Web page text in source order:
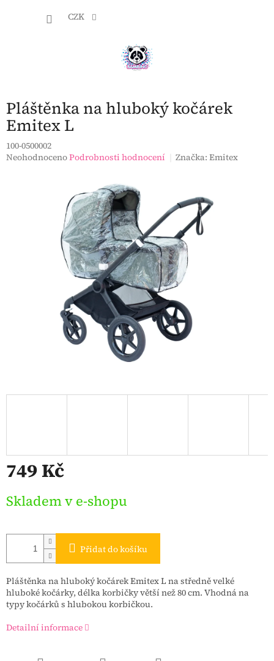
CZK
Pláštěnka na hluboký kočárek
Emitex L
100-0500002
Průměrné
NeohodnocenoPodrobnosti hodnocení Značka:Emitex
749 Kč
cena:
Skladem v e-shopu
Přidat do košíku
Pláštěnka na hluboký kočárek Emitex L na středně velké
hluboké kočárky, délka korbičky větší než 80 cm. Vhodná na
typy kočárků s hlubokou korbičkou.
Detailní informace